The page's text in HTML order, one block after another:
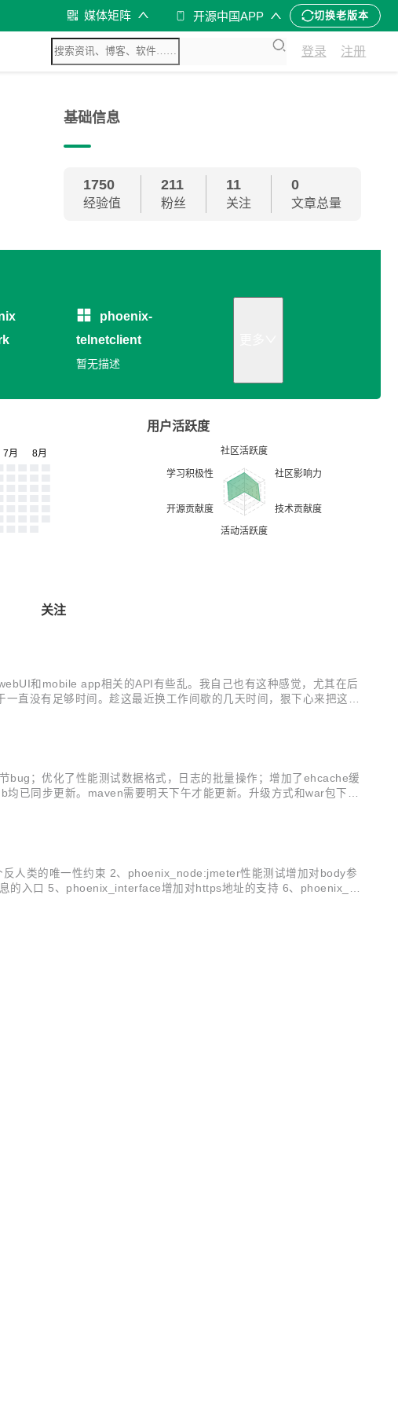
媒体矩阵 开源中国APP 切换老版本
登录 注册
基础信息
1750
经验值
211
粉丝
11
关注
0
文章总量
phoenix-
telnetclient
暂无描述
用户活跃度
关注
和mobile app相关的API有些乱。我自己也有这种感觉，尤其在后
直没有足够时间。趁这最近换工作间歇的几天时间，狠下心来把这几
；优化了性能测试数据格式，日志的批量操作；增加了ehcache缓
已同步更新。maven需要明天下午才能更新。升级方式和war包下载
人类的唯一性约束 2、phoenix_node:jmeter性能测试增加对body参
的入口 5、phoenix_interface增加对https地址的支持 6、phoenix_d